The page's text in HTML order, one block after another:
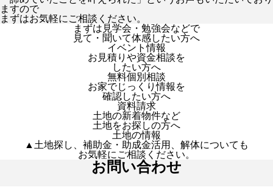
ますので
まずはお気軽にご相談ください。
まずは見学会・勉強会などで
見て・聞いて体感したい方へ
イベント情報
お見積りや資金相談を
したい方へ
無料個別相談
お家でじっくり情報を
確認したい方へ
資料請求
土地の新着物件など
土地をお探しの方へ
土地の情報
▲土地探し、補助金・助成金活用、解体についても
お気軽にご相談ください。
お問い合わせ